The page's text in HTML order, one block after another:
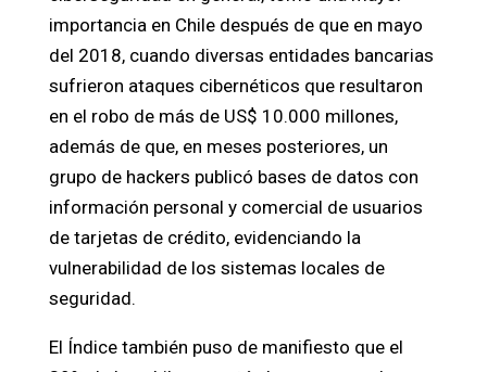
importancia en Chile después de que en mayo
del 2018, cuando diversas entidades bancarias
sufrieron ataques cibernéticos que resultaron
en el robo de más de US$ 10.000 millones,
además de que, en meses posteriores, un
grupo de hackers publicó bases de datos con
información personal y comercial de usuarios
de tarjetas de crédito, evidenciando la
vulnerabilidad de los sistemas locales de
seguridad.
El Índice también puso de manifiesto que el